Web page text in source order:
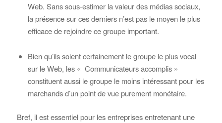
Web. Sans sous-estimer la valeur des médias sociaux,
la présence sur ces derniers n’est pas le moyen le plus
efficace de rejoindre ce groupe important.
Bien qu’ils soient certainement le groupe le plus vocal
sur le Web, les « Communicateurs accomplis »
constituent aussi le groupe le moins intéressant pour les
marchands d’un point de vue purement monétaire.
Bref, il est essentiel pour les entreprises entretenant une